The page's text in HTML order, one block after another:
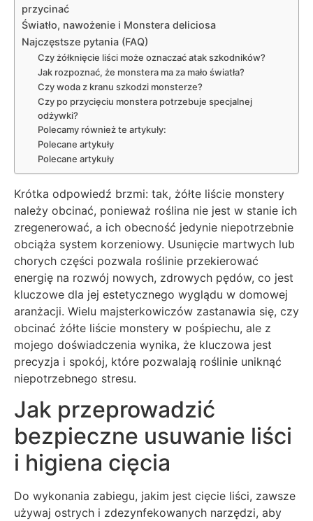
przycinać
Światło, nawożenie i Monstera deliciosa
Najczęstsze pytania (FAQ)
Czy żółknięcie liści może oznaczać atak szkodników?
Jak rozpoznać, że monstera ma za mało światła?
Czy woda z kranu szkodzi monsterze?
Czy po przycięciu monstera potrzebuje specjalnej
odżywki?
Polecamy również te artykuły:
Polecane artykuły
Polecane artykuły
Krótka odpowiedź brzmi: tak, żółte liście monstery
należy obcinać, ponieważ roślina nie jest w stanie ich
zregenerować, a ich obecność jedynie niepotrzebnie
obciąża system korzeniowy. Usunięcie martwych lub
chorych części pozwala roślinie przekierować
energię na rozwój nowych, zdrowych pędów, co jest
kluczowe dla jej estetycznego wyglądu w domowej
aranżacji. Wielu majsterkowiczów zastanawia się, czy
obcinać żółte liście monstery w pośpiechu, ale z
mojego doświadczenia wynika, że kluczowa jest
precyzja i spokój, które pozwalają roślinie uniknąć
niepotrzebnego stresu.
Jak przeprowadzić
bezpieczne usuwanie liści
i higiena cięcia
Do wykonania zabiegu, jakim jest cięcie liści, zawsze
używaj ostrych i zdezynfekowanych narzędzi, aby